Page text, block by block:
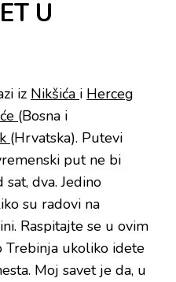
U
iz Nikšića i Herceg
(Bosna i
(Hrvatska). Putevi
put ne bi
dva. Jedino
su radovi na
Raspitajte se u ovim
Trebinja ukoliko idete
Moj savet je da, u